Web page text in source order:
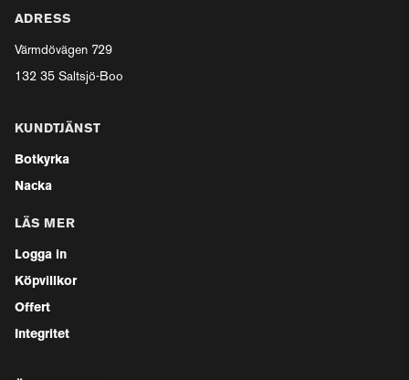
ADRESS
Värmdövägen 729
132 35 Saltsjö-Boo
KUNDTJÄNST
Botkyrka
Nacka
LÄS MER
Logga in
Köpvillkor
Offert
Integritet